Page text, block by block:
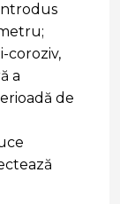
coroziv,
a
de